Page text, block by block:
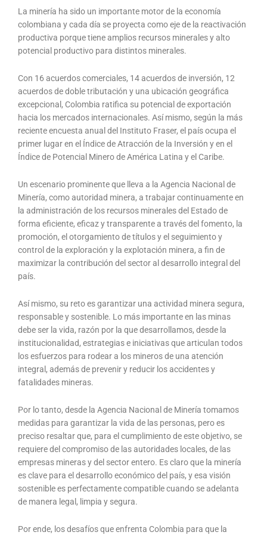
La minería ha sido un importante motor de la economía
colombiana y cada día se proyecta como eje de la reactivación
productiva porque tiene amplios recursos minerales y alto
potencial productivo para distintos minerales.
Con 16 acuerdos comerciales, 14 acuerdos de inversión, 12
acuerdos de doble tributación y una ubicación geográfica
excepcional, Colombia ratifica su potencial de exportación
hacia los mercados internacionales. Así mismo, según la más
reciente encuesta anual del Instituto Fraser, el país ocupa el
primer lugar en el Índice de Atracción de la Inversión y en el
Índice de Potencial Minero de América Latina y el Caribe.
Un escenario prominente que lleva a la Agencia Nacional de
Minería, como autoridad minera, a trabajar continuamente en
la administración de los recursos minerales del Estado de
forma eficiente, eficaz y transparente a través del fomento, la
promoción, el otorgamiento de títulos y el seguimiento y
control de la exploración y la explotación minera, a fin de
maximizar la contribución del sector al desarrollo integral del
país.
Así mismo, su reto es garantizar una actividad minera segura,
responsable y sostenible. Lo más importante en las minas
debe ser la vida, razón por la que desarrollamos, desde la
institucionalidad, estrategias e iniciativas que articulan todos
los esfuerzos para rodear a los mineros de una atención
integral, además de prevenir y reducir los accidentes y
fatalidades mineras.
Por lo tanto, desde la Agencia Nacional de Minería tomamos
medidas para garantizar la vida de las personas, pero es
preciso resaltar que, para el cumplimiento de este objetivo, se
requiere del compromiso de las autoridades locales, de las
empresas mineras y del sector entero. Es claro que la minería
es clave para el desarrollo económico del país, y esa visión
sostenible es perfectamente compatible cuando se adelanta
de manera legal, limpia y segura.
Por ende, los desafíos que enfrenta Colombia para que la